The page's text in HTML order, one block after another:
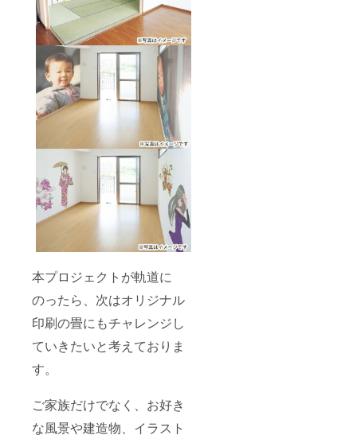
本プロジェクトが軌道に
のったら、次はオリジナル
印刷の畳にもチャレンジし
ていきたいと考えておりま
す。
ご家族だけでなく、お好き
な風景や建造物、イラスト